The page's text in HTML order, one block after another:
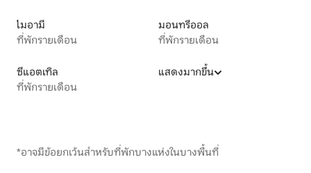
ไมอามี
ที่พักรายเดือน
มอนทรีออล
ที่พักรายเดือน
ซีแอตเทิล
ที่พักรายเดือน
แสดงมากขึ้น
*อาจมีข้อยกเว้นสำหรับที่พักบางแห่งในบางพื้นที่